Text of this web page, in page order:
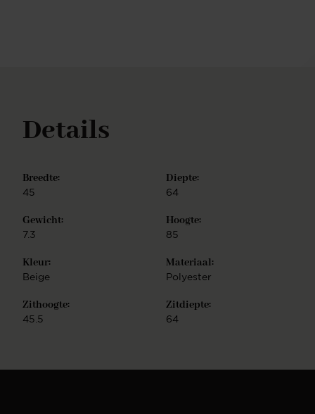
Details
Breedte:
45
Diepte:
64
Gewicht:
7.3
Hoogte:
85
Kleur:
Beige
Materiaal:
Polyester
Zithoogte:
45.5
Zitdiepte:
64